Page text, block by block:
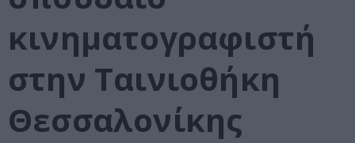
κινηματογραφιστή
στην Ταινιοθήκη
Θεσσαλονίκης